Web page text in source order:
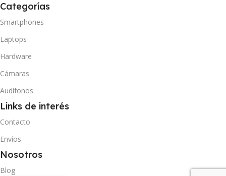
Categorías
Smartphones
Laptops
Hardware
Cámaras
Audífonos
Links de interés
Contacto
Envíos
Nosotros
Blog